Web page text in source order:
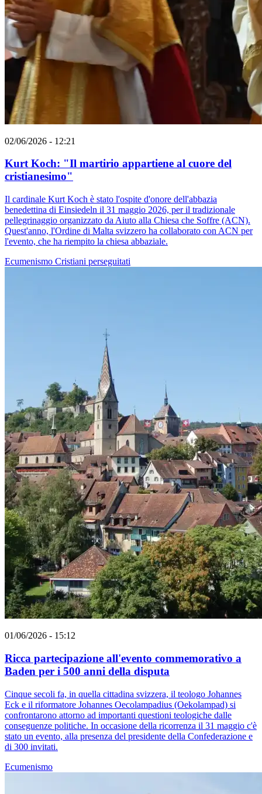
02/06/2026 - 12:21
Kurt Koch: "Il martirio appartiene al cuore del
cristianesimo"
Il cardinale Kurt Koch è stato l'ospite d'onore dell'abbazia
benedettina di Einsiedeln il 31 maggio 2026, per il tradizionale
pellegrinaggio organizzato da Aiuto alla Chiesa che Soffre (ACN).
Quest'anno, l'Ordine di Malta svizzero ha collaborato con ACN per
l'evento, che ha riempito la chiesa abbaziale.
Ecumenismo Cristiani perseguitati
01/06/2026 - 15:12
Ricca partecipazione all'evento commemorativo a
Baden per i 500 anni della disputa
Cinque secoli fa, in quella cittadina svizzera, il teologo Johannes
Eck e il riformatore Johannes Oecolampadius (Oekolampad) si
confrontarono attorno ad importanti questioni teologiche dalle
conseguenze politiche. In occasione della ricorrenza il 31 maggio c'è
stato un evento, alla presenza del presidente della Confederazione e
di 300 invitati.
Ecumenismo